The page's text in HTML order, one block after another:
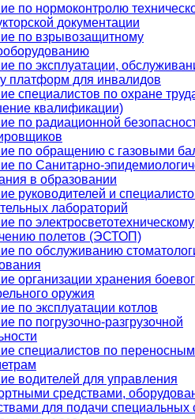
по нормоконтролю
документации
по взрывозащитному
по эксплуатации,
платформ для инвалидов
специалистов по охране
квалификации)
по радиационной
по обращению с газовыми
по Санитарно-
в образовании
руководителей и
лабораторий
по электросветотехническому
полетов (ЭСТОП)
по обслуживанию
организации хранения
оружия
по эксплуатации котлов
по погрузочно-разгрузочной
специалистов по переносным
водителей для управления
средствами,
для подачи специальных